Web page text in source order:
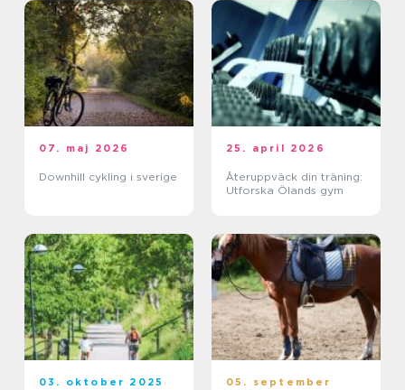
07. maj 2026
Downhill cykling i sverige
25. april 2026
Återuppväck din träning:
Utforska Ölands gym
03. oktober 2025
05. september